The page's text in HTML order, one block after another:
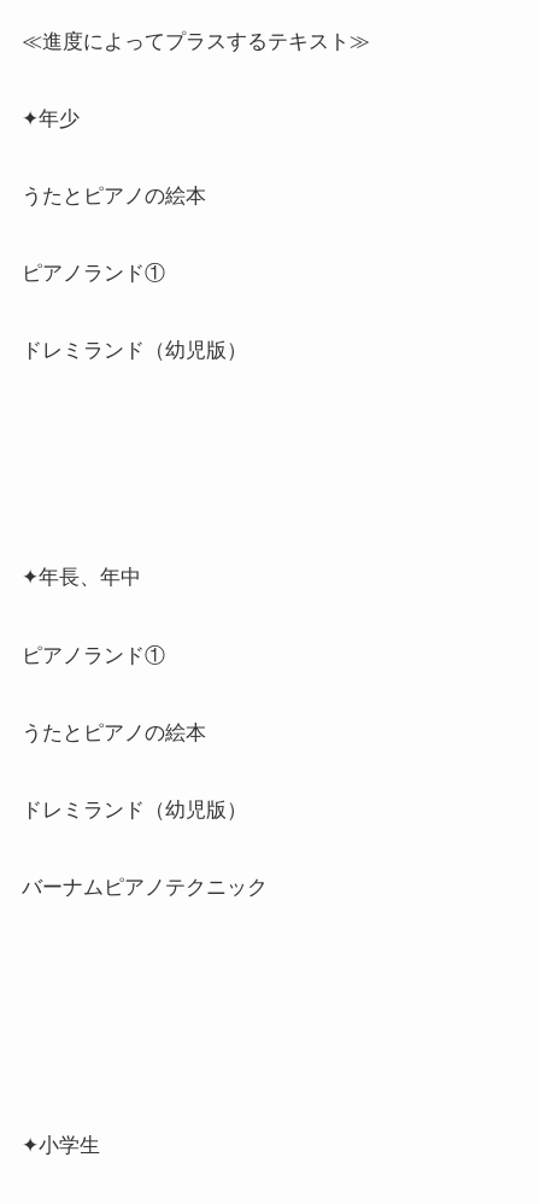
≪進度によってプラスするテキスト≫
✦年少
うたとピアノの絵本
ピアノランド①
ドレミランド（幼児版）
✦年長、年中
ピアノランド①
うたとピアノの絵本
ドレミランド（幼児版）
バーナムピアノテクニック
✦小学生